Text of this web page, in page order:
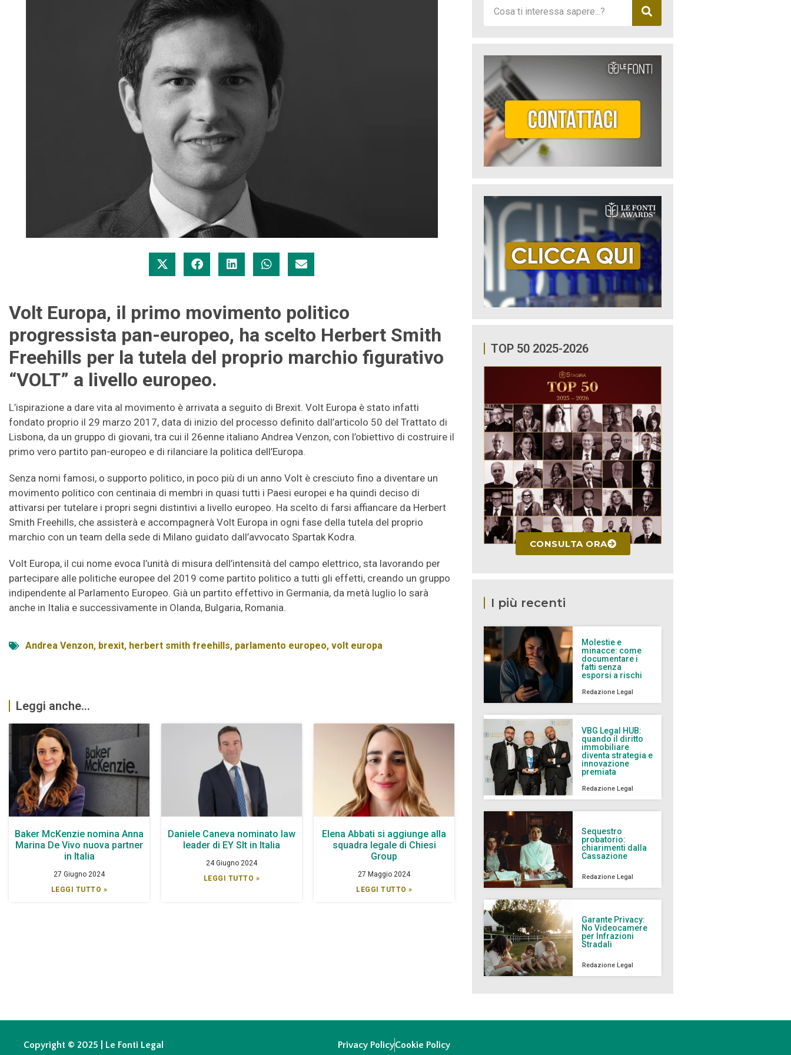
Volt Europa, il primo movimento politico
progressista pan-europeo, ha scelto Herbert Smith
Freehills per la tutela del proprio marchio figurativo
“VOLT” a livello europeo.
L’ispirazione a dare vita al movimento è arrivata a seguito di Brexit. Volt Europa è stato infatti
fondato proprio il 29 marzo 2017, data di inizio del processo definito dall’articolo 50 del Trattato di
Lisbona, da un gruppo di giovani, tra cui il 26enne italiano Andrea Venzon, con l’obiettivo di costruire il
primo vero partito pan-europeo e di rilanciare la politica dell’Europa.
Senza nomi famosi, o supporto politico, in poco più di un anno Volt è cresciuto fino a diventare un
movimento politico con centinaia di membri in quasi tutti i Paesi europei e ha quindi deciso di
attivarsi per tutelare i propri segni distintivi a livello europeo. Ha scelto di farsi affiancare da Herbert
Smith Freehills, che assisterà e accompagnerà Volt Europa in ogni fase della tutela del proprio
marchio con un team della sede di Milano guidato dall’avvocato Spartak Kodra.
Volt Europa, il cui nome evoca l’unità di misura dell’intensità del campo elettrico, sta lavorando per
partecipare alle politiche europee del 2019 come partito politico a tutti gli effetti, creando un gruppo
indipendente al Parlamento Europeo. Già un partito effettivo in Germania, da metà luglio lo sarà
anche in Italia e successivamente in Olanda, Bulgaria, Romania.
Andrea Venzon, brexit, herbert smith freehills, parlamento europeo, volt europa
Leggi anche...
Baker McKenzie nomina Anna
Marina De Vivo nuova partner
in Italia
27 Giugno 2024
LEGGI TUTTO »
Daniele Caneva nominato law
leader di EY Slt in Italia
24 Giugno 2024
LEGGI TUTTO »
Elena Abbati si aggiunge alla
squadra legale di Chiesi
Group
27 Maggio 2024
LEGGI TUTTO »
TOP 50 2025-2026
CONSULTA ORA
I più recenti
Molestie e
minacce: come
documentare i
fatti senza
esporsi a rischi
Redazione Legal
VBG Legal HUB:
quando il diritto
immobiliare
diventa strategia e
innovazione
premiata
Redazione Legal
Sequestro
probatorio:
chiarimenti dalla
Cassazione
Redazione Legal
Garante Privacy:
No Videocamere
per Infrazioni
Stradali
Redazione Legal
Copyright © 2025 | Le Fonti Legal Privacy PolicyCookie Policy